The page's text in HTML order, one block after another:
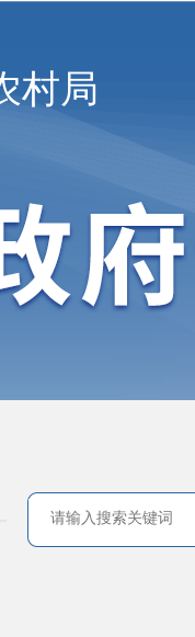
村局